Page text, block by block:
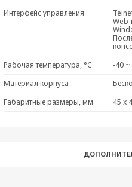
Интерфейс управления
Рабочая температура, °C
-40
Материал корпуса
Габаритные размеры, мм
45 x